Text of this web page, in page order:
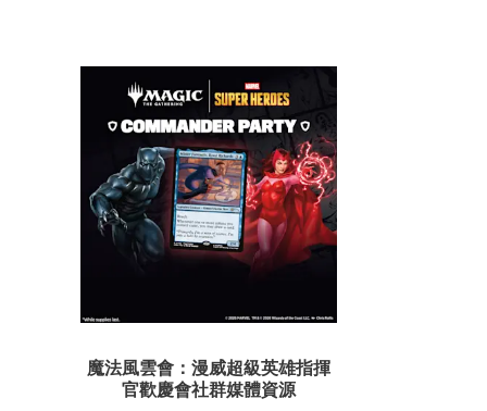
魔法風雲會：漫威超級英雄指揮
官歡慶會社群媒體資源